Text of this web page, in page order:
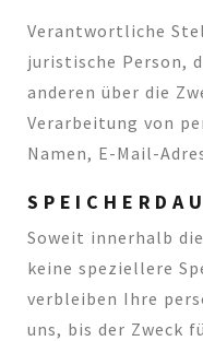
Verantwortliche
juristische Person,
anderen über die
Verarbeitung von
Namen, E-Mail-
Soweit innerhalb
keine speziellere
verbleiben Ihre
uns, bis der Zweck